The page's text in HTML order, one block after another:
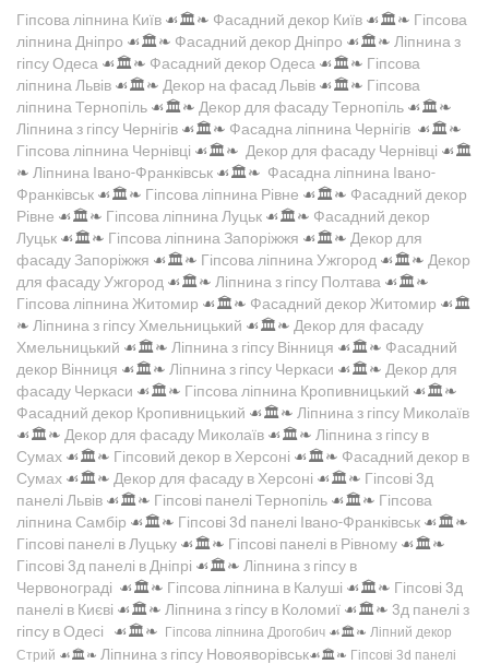
Гіпсова ліпнина Київ ☙🏛️❧ Фасадний декор Київ ☙🏛️❧ Гіпсова
ліпнина Дніпро ☙🏛️❧ Фасадний декор Дніпро ☙🏛️❧ Ліпнина з
гіпсу Одеса ☙🏛️❧ Фасадний декор Одеса ☙🏛️❧ Гіпсова
ліпнина Львів ☙🏛️❧ Декор на фасад Львів ☙🏛️❧ Гіпсова
ліпнина Тернопіль ☙🏛️❧ Декор для фасаду Тернопіль ☙🏛️❧
Ліпнина з гіпсу Чернігів ☙🏛️❧ Фасадна ліпнина Чернігів ☙🏛️❧
Гіпсова ліпнина Чернівці ☙🏛️❧ Декор для фасаду Чернівці ☙🏛️
❧ Ліпнина Івано-Франківськ ☙🏛️❧ Фасадна ліпнина Івано-
Франківськ ☙🏛️❧ Гіпсова ліпнина Рівне ☙🏛️❧ Фасадний декор
Рівне ☙🏛️❧ Гіпсова ліпнина Луцьк ☙🏛️❧ Фасадний декор
Луцьк ☙🏛️❧ Гіпсова ліпнина Запоріжжя ☙🏛️❧ Декор для
фасаду Запоріжжя ☙🏛️❧ Гіпсова ліпнина Ужгород ☙🏛️❧ Декор
для фасаду Ужгород ☙🏛️❧ Ліпнина з гіпсу Полтава ☙🏛️❧
Гіпсова ліпнина Житомир ☙🏛️❧ Фасадний декор Житомир ☙🏛️
❧ Ліпнина з гіпсу Хмельницький ☙🏛️❧ Декор для фасаду
Хмельницький ☙🏛️❧ Ліпнина з гіпсу Вінниця ☙🏛️❧ Фасадний
декор Вінниця ☙🏛️❧ Ліпнина з гіпсу Черкаси ☙🏛️❧ Декор для
фасаду Черкаси ☙🏛️❧ Гіпсова ліпнина Кропивницький ☙🏛️❧
Фасадний декор Кропивницький ☙🏛️❧ Ліпнина з гіпсу Миколаїв
☙🏛️❧ Декор для фасаду Миколаїв ☙🏛️❧ Ліпнина з гіпсу в
Сумах ☙🏛️❧ Гіпсовий декор в Херсоні ☙🏛️❧ Фасадний декор в
Сумах ☙🏛️❧ Декор для фасаду в Херсоні ☙🏛️❧ Гіпсові 3д
панелі Львів ☙🏛️❧ Гіпсові панелі Тернопіль ☙🏛️❧ Гіпсова
ліпнина Самбір ☙🏛️❧ Гіпсові 3d панелі Івано-Франківськ ☙🏛️❧
Гіпсові панелі в Луцьку ☙🏛️❧ Гіпсові панелі в Рівному ☙🏛️❧
Гіпсові 3д панелі в Дніпрі ☙🏛️❧ Ліпнина з гіпсу в
Червонограді ☙🏛️❧ Гіпсова ліпнина в Калуші ☙🏛️❧ Гіпсові 3д
панелі в Києві ☙🏛️❧ Ліпнина з гіпсу в Коломиї ☙🏛️❧ 3д панелі з
гіпсу в Одесі ☙🏛️❧ Гіпсова ліпнина Дрогобич ☙🏛️❧ Ліпний декор
Стрий ☙🏛️❧ Ліпнина з гіпсу Новояворівськ☙🏛️❧ Гіпсові 3d панелі